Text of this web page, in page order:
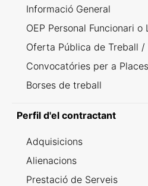
Informació General
OEP Personal Funcionari o
Oferta Pública de Treball /
Convocatóries per a
Borses de treball
Perfil d'el contractant
Adquisicions
Alienacions
Prestació de Serveis